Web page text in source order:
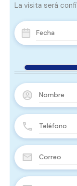
La visita será